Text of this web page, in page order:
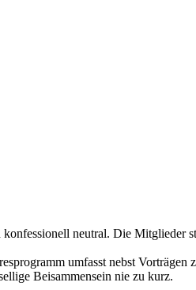
neutral. Die Mitglieder
umfasst nebst Vorträgen
Beisammensein nie zu kurz.